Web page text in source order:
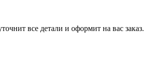
все детали и оформит на вас заказ.